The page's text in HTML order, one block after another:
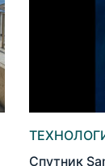
Спутник